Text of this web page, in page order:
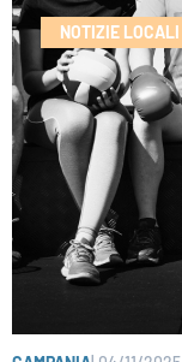
NOTIZIE LOCALI